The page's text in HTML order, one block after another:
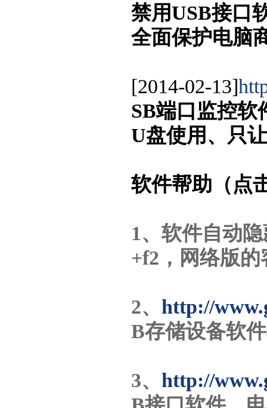
禁用USB接口
全面保护电脑
[2014-02-13]
SB端口监控软
U盘使用、只
软件帮助（点
1、软件自动
+f2，网络版
2、 http://
B存储设备软
3、 http://